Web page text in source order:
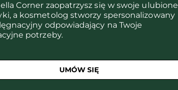
Corner zaopatrzysz się w swoje ulubione
a kosmetolog stworzy spersonalizowany
odpowiadający na Twoje
potrzeby.
UMÓW SIĘ